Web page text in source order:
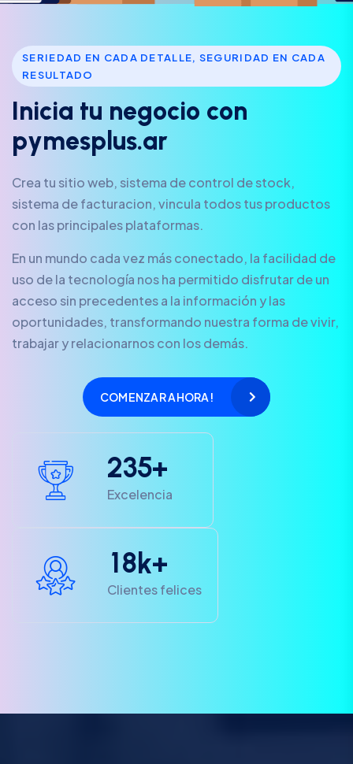
SERIEDAD EN CADA DETALLE, SEGURIDAD EN CADA
RESULTADO
Inicia tu negocio con
pymesp us.ar
Crea tu sitio web, sistema de control de stock,
sistema de facturacion, vincula todos tus productos
con las principales plataformas.
En un mundo cada vez más conectado, la facilidad de
uso de la tecnología nos ha permitido disfrutar de un
acceso sin precedentes a la información y las
oportunidades, transformando nuestra forma de vivir,
trabajar y relacionarnos con los demás.
COMENZAR AHORA!
235+
Excelencia
18k+
Clientes felices